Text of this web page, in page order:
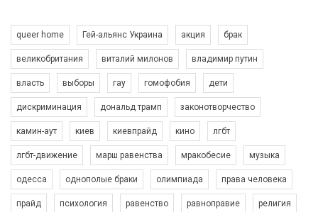
Зупинимо насильство проти ЛГБТ в Україні! Stop violence against LGBT in Ukraine!
6/30/2017
Емоційний та вражаючий промо-ролік на конкурс PACT, який
представляє програму "Гей-альянс Україна" з протидії
насильству проти ЛГБТ в Україні.
1.9K Просмотров • 226 Нравится • 5 Комментариев
queer home Гей-альянс Украина акция брак
великобритания виталий милонов владимир путин
власть выборы гау гомофобия дети
дискриминация дональд трамп законотворчество
камин-аут киев киевпрайд кино лгбт
лгбт-движение марш равенства мракобесие музыка
одесса однополые браки олимпиада права человека
прайд психология равенство равноправие религия